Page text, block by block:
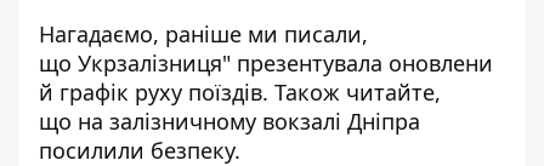
Нагадаємо, раніше ми писали,
що Укрзалізниця" презентувала оновлени
й графік руху поїздів. Також читайте,
що на залізничному вокзалі Дніпра
посилили безпеку.